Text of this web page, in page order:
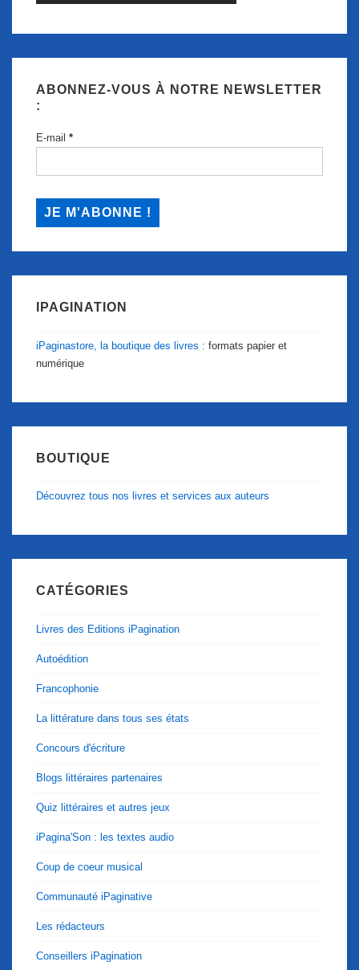
ABONNEZ-VOUS À NOTRE NEWSLETTER
:
E-mail *
IPAGINATION
iPaginastore, la boutique des livres : formats papier et
numérique
BOUTIQUE
Découvrez tous nos livres et services aux auteurs
CATÉGORIES
Livres des Editions iPagination
Autoédition
Francophonie
La littérature dans tous ses états
Concours d'écriture
Blogs littéraires partenaires
Quiz littéraires et autres jeux
iPagina'Son : les textes audio
Coup de coeur musical
Communauté iPaginative
Les rédacteurs
Conseillers iPagination